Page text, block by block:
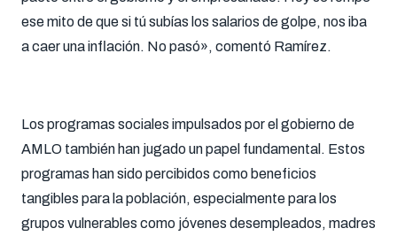
ese mito de que si tú subías los salarios de golpe, nos iba
a caer una inflación. No pasó», comentó Ramírez.
Los programas sociales impulsados por el gobierno de
AMLO también han jugado un papel fundamental. Estos
programas han sido percibidos como beneficios
tangibles para la población, especialmente para los
grupos vulnerables como jóvenes desempleados, madres